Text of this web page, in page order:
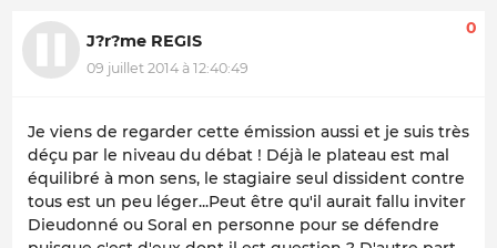
J?r?me REGIS
09 juillet 2014 à 12:40:49
0
Je viens de regarder cette émission aussi et je suis très
déçu par le niveau du débat ! Déjà le plateau est mal
équilibré à mon sens, le stagiaire seul dissident contre
tous est un peu léger...Peut être qu'il aurait fallu inviter
Dieudonné ou Soral en personne pour se défendre